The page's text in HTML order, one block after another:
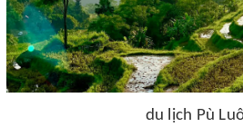
du lịch Pù